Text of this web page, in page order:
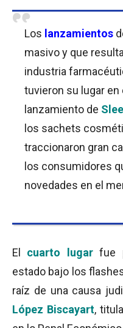
Los lanzamientos
masivo y que
industria
tuvieron su lugar en
lanzamiento de
los sachets
traccionaron gran
los consumidores
novedades en el
El cuarto lugarfue
estado bajo los
raíz de una causa
López Biscayart,